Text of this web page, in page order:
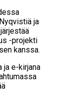
ja
-projekti
kanssa.
ja e-kirjana